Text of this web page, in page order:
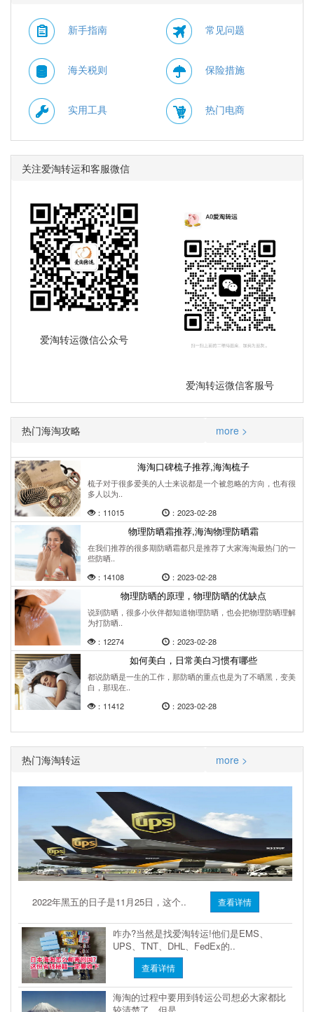
新手指南 常见问题
海关税则 保险措施
实用工具 热门电商
关注爱淘转运和客服微信
爱淘转运微信公众号
爱淘转运微信客服号
热门海淘攻略 more >
海淘口碑梳子推荐,海淘梳子
梳子对于很多爱美的人士来说都是一个被忽略的方向，也有很
多人以为..
：11015
：2023-02-28
物理防晒霜推荐,海淘物理防晒霜
在我们推荐的很多期防晒霜都只是推荐了大家海淘最热门的一
些防晒..
：14108
：2023-02-28
物理防晒的原理，物理防晒的优缺点
说到防晒，很多小伙伴都知道物理防晒，也会把物理防晒理解
为打防晒..
：12274
：2023-02-28
如何美白，日常美白习惯有哪些
都说防晒是一生的工作，那防晒的重点也是为了不晒黑，变美
白，那现在..
：11412
：2023-02-28
热门海淘转运 more >
2022年黑五的日子是11月25日，这个.. 查看详情
咋办?当然是找爱淘转运!他们是EMS、
UPS、TNT、DHL、FedEx的..
查看详情
海淘的过程中要用到转运公司想必大家都比